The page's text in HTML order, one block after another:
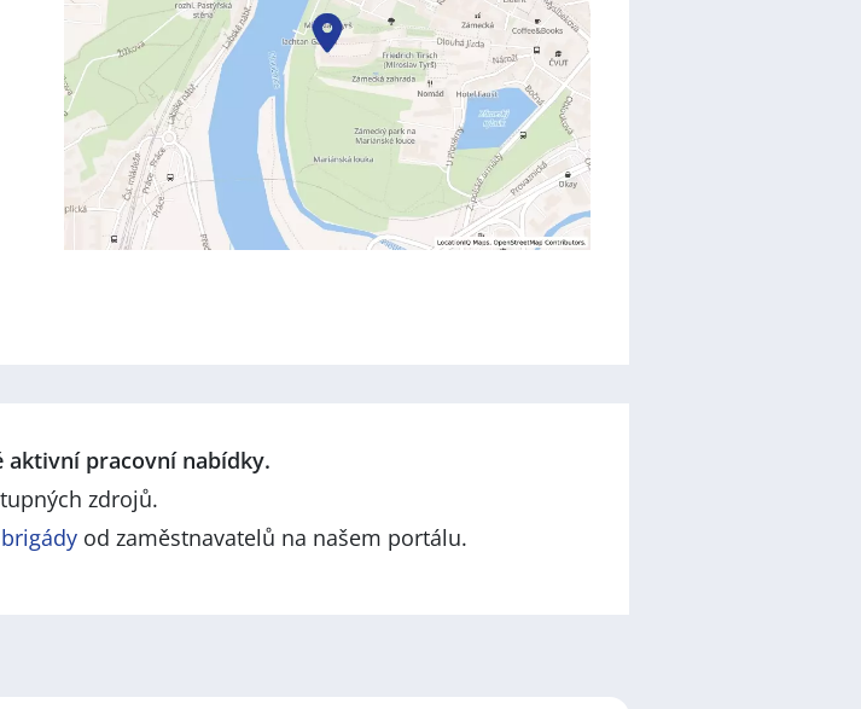
aktivní pracovní nabídky.
zdrojů.
brigády od zaměstnavatelů na našem portálu.